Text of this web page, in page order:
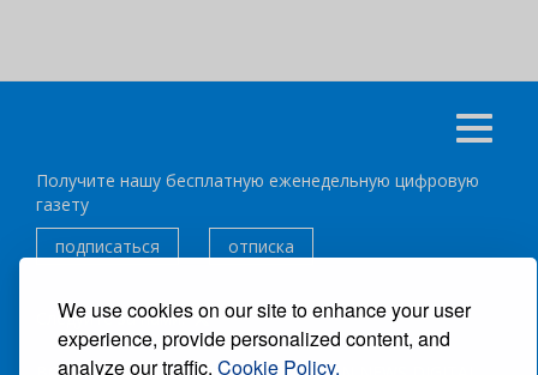
We use cookies on our site to enhance your user
experience, provide personalized content, and
analyze our traffic. Cookie Policy.
Получите нашу бесплатную еженедельную цифровую
газету
подписаться
отписка
Следуйте за нами: